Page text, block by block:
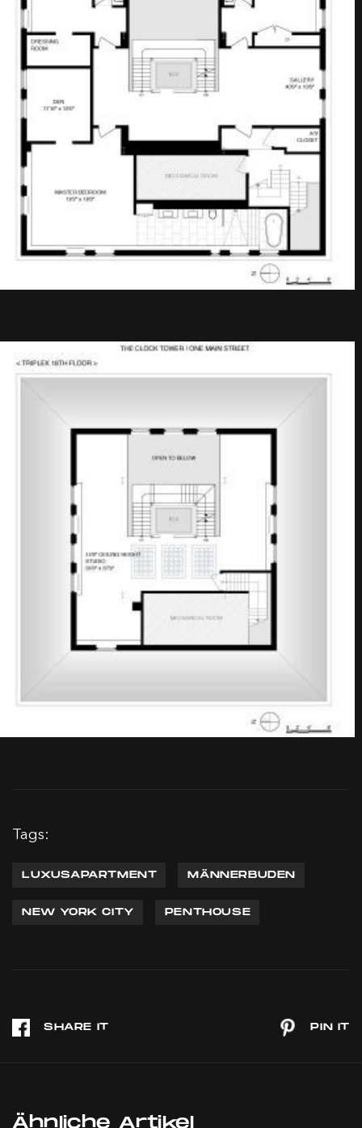
Tags:
LUXUSAPARTMENT MÄNNERBUDEN
NEW YORK CITY PENTHOUSE
Ähnliche Artikel